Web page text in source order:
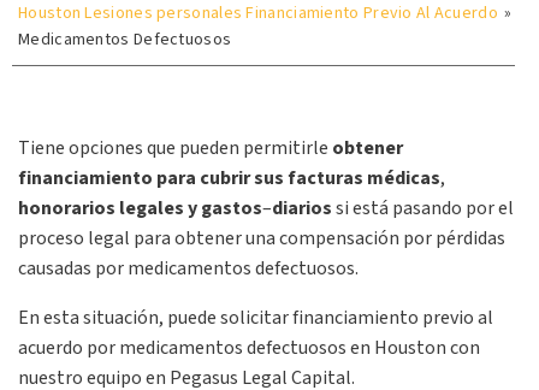
Houston Lesiones personales Financiamiento Previo Al Acuerdo »
Medicamentos Defectuosos
Tiene opciones que pueden permitirle obtener
financiamiento para cubrir sus facturas médicas,
honorarios legales y gastos–diariossi está pasando por el
proceso legal para obtener una compensación por pérdidas
causadas por medicamentos defectuosos.
En esta situación, puede solicitar financiamiento previo al
acuerdo por medicamentos defectuosos en Houston con
nuestro equipo en Pegasus Legal Capital.